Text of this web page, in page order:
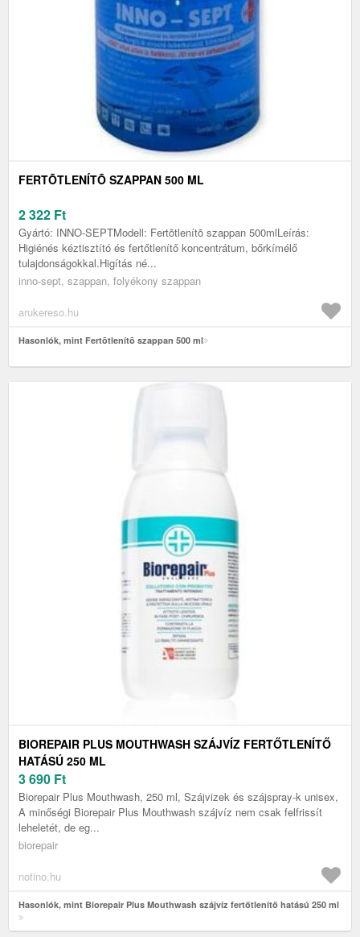
FERTÕTLENÍTÕ SZAPPAN 500 ML
2 322 Ft
Gyártó: INNO-SEPTModell: Fertõtlenítõ szappan 500mlLeírás:
Higiénés kéztisztító és fertőtlenítő koncentrátum, bőrkímélő
tulajdonságokkal.Higítás né...
inno-sept, szappan, folyékony szappan
arukereso.hu
Hasonlók, mint Fertõtlenítõ szappan 500 ml
BIOREPAIR PLUS MOUTHWASH SZÁJVÍZ FERTŐTLENÍTŐ
HATÁSÚ 250 ML
3 690 Ft
Biorepair Plus Mouthwash, 250 ml, Szájvizek és szájspray-k unisex,
A minőségi Biorepair Plus Mouthwash szájvíz nem csak felfrissít
leheletét, de eg...
biorepair
notino.hu
Hasonlók, mint Biorepair Plus Mouthwash szájvíz fertőtlenítő hatású 250 ml